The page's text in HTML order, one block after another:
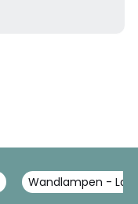
Wandlampen - La